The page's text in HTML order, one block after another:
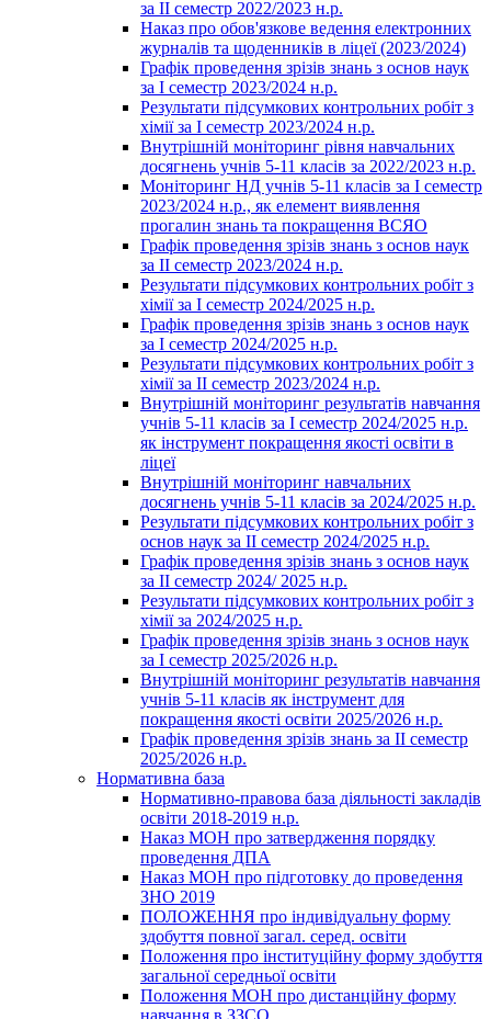
за ІІ семестр 2022/2023 н.р.
Наказ про обов'язкове ведення електронних
журналів та щоденників в ліцеї (2023/2024)
Графік проведення зрізів знань з основ наук
за І семестр 2023/2024 н.р.
Результати підсумкових контрольних робіт з
хімії за І семестр 2023/2024 н.р.
Внутрішній моніторинг рівня навчальних
досягнень учнів 5-11 класів за 2022/2023 н.р.
Моніторинг НД учнів 5-11 класів за І семестр
2023/2024 н.р., як елемент виявлення
прогалин знань та покращення ВСЯО
Графік проведення зрізів знань з основ наук
за ІІ семестр 2023/2024 н.р.
Результати підсумкових контрольних робіт з
хімії за І семестр 2024/2025 н.р.
Графік проведення зрізів знань з основ наук
за І семестр 2024/2025 н.р.
Результати підсумкових контрольних робіт з
хімії за ІІ семестр 2023/2024 н.р.
Внутрішній моніторинг результатів навчання
учнів 5-11 класів за І семестр 2024/2025 н.р.
як інструмент покращення якості освіти в
ліцеї
Внутрішній моніторинг навчальних
досягнень учнів 5-11 класів за 2024/2025 н.р.
Результати підсумкових контрольних робіт з
основ наук за ІІ семестр 2024/2025 н.р.
Графік проведення зрізів знань з основ наук
за ІІ семестр 2024/ 2025 н.р.
Результати підсумкових контрольних робіт з
хімії за 2024/2025 н.р.
Графік проведення зрізів знань з основ наук
за І семестр 2025/2026 н.р.
Внутрішній моніторинг результатів навчання
учнів 5-11 класів як інструмент для
покращення якості освіти 2025/2026 н.р.
Графік проведення зрізів знань за ІІ семестр
2025/2026 н.р.
Нормативна база
Нормативно-правова база діяльності закладів
освіти 2018-2019 н.р.
Наказ МОН про затвердження порядку
проведення ДПА
Наказ МОН про підготовку до проведення
ЗНО 2019
ПОЛОЖЕННЯ про індивідуальну форму
здобуття повної загал. серед. освіти
Положення про інституційну форму здобуття
загальної середньої освіти
Положення МОН про дистанційну форму